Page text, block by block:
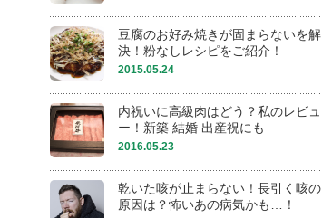
豆腐のお好み焼きが固まらないを解
決！粉なしレシピをご紹介！
2015.05.24
内祝いに高級肉はどう？私のレビュ
ー！新築 結婚 出産祝にも
2016.05.23
乾いた咳が止まらない！長引く咳の
原因は？怖いあの病気かも…！